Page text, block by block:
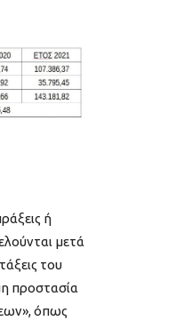
ή
μετά
του
προστασία
όπως